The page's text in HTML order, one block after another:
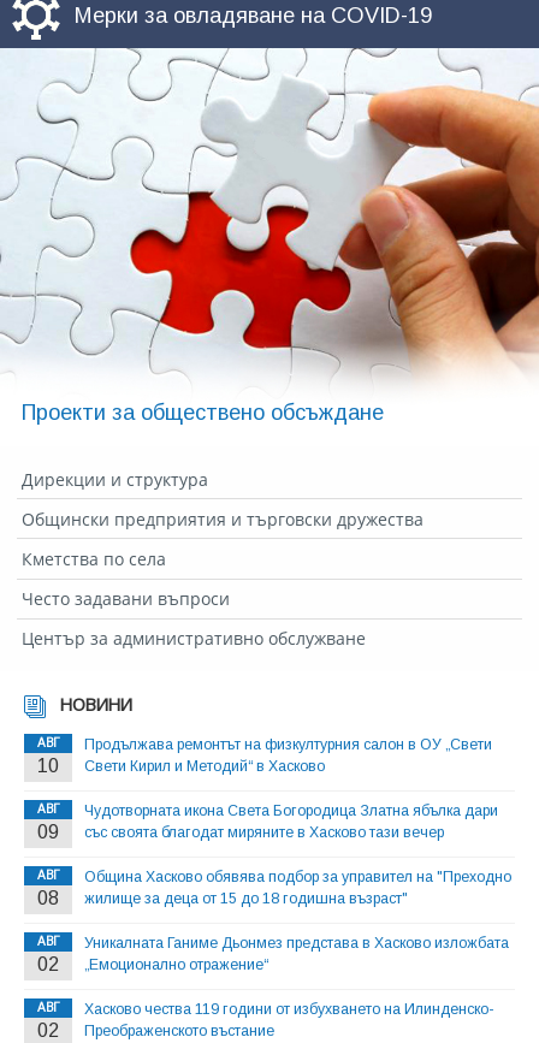
Мерки за овладяване на COVID-19
Проекти за обществено обсъждане
Дирекции и структура
Общински предприятия и търговски дружества
Кметства по села
Често задавани въпроси
Център за административно обслужване
НОВИНИ
АВГ
10
Продължава ремонтът на физкултурния салон в ОУ „Свети
Свети Кирил и Методий“ в Хасково
АВГ
09
Чудотворната икона Света Богородица Златна ябълка дари
със своята благодат миряните в Хасково тази вечер
АВГ
08
Община Хасково обявява подбор за управител на "Преходно
жилище за деца от 15 до 18 годишна възраст"
АВГ
02
Уникалната Ганиме Дьонмез представа в Хасково изложбата
„Емоционално отражение“
АВГ
02
Хасково чества 119 години от избухването на Илинденско-
Преображенското въстание